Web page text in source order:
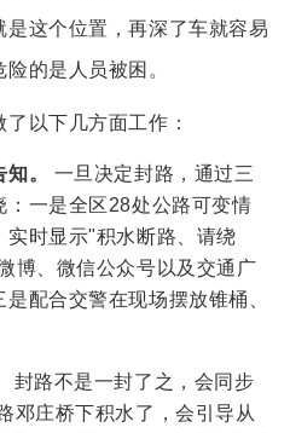
这个位置，再深了车就容易
的是人员被困。
以下几方面工作：
。
一旦决定封路，通过三
一是全区28处公路可变情
时显示"积水断路、请绕
博、微信公众号以及交通广
配合交警在现场摆放锥桶、
封路不是一封了之，会同步
邓庄桥下积水了，会引导从